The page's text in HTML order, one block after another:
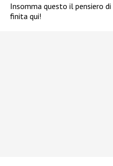
Insomma questo il pensiero di
finita qui!